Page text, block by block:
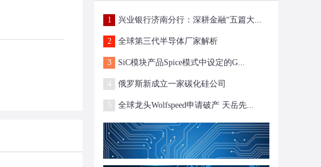
1 兴业银行济南分行：深耕金融“五篇大...
2 全球第三代半导体厂家解析
3 SiC模块产品Spice模式中设定的G...
4 俄罗斯新成立一家碳化硅公司
5 全球龙头Wolfspeed申请破产 天岳先...